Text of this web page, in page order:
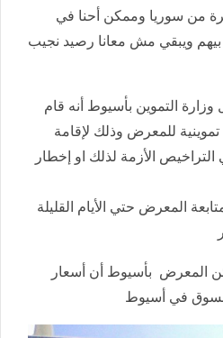
من سوريا وممكن أحنا في
بيهم ويبقي مش معانا رصيد نجيب
التموين بأسيوط أنه قام
للمعرض وذلك لإقامة
الأزمة لذلك او إخطار
المعرض حتي الأيام القليلة
المعرض بأسيوط أن أسعار
في أسيوط